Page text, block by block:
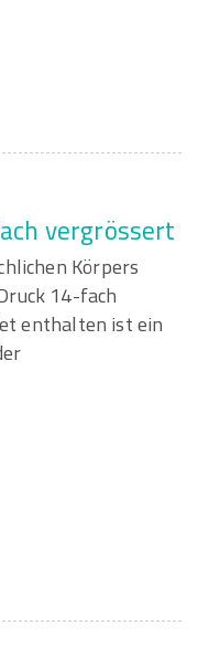
vergrössert
Körpers
14-fach
enthalten ist ein